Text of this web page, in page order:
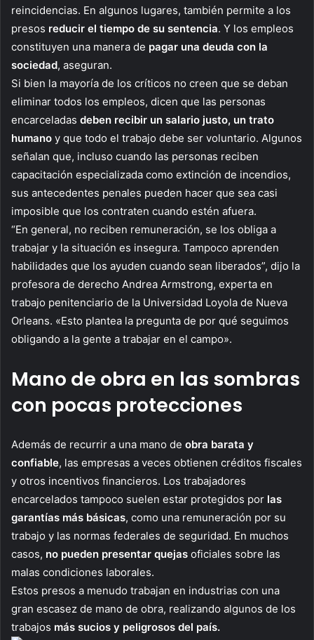
reincidencias. En algunos lugares, también permite a los
presos reducir el tiempo de su sentencia. Y los empleos
constituyen una manera de pagar una deuda con la
sociedad, aseguran.
Si bien la mayoría de los críticos no creen que se deban
eliminar todos los empleos, dicen que las personas
encarceladas deben recibir un salario justo, un trato
humano y que todo el trabajo debe ser voluntario. Algunos
señalan que, incluso cuando las personas reciben
capacitación especializada como extinción de incendios,
sus antecedentes penales pueden hacer que sea casi
imposible que los contraten cuando estén afuera.
“En general, no reciben remuneración, se los obliga a
trabajar y la situación es insegura. Tampoco aprenden
habilidades que los ayuden cuando sean liberados”, dijo la
profesora de derecho Andrea Armstrong, experta en
trabajo penitenciario de la Universidad Loyola de Nueva
Orleans. «Esto plantea la pregunta de por qué seguimos
obligando a la gente a trabajar en el campo».
Mano de obra en las sombras
con pocas protecciones
Además de recurrir a una mano de obra barata y
confiable, las empresas a veces obtienen créditos fiscales
y otros incentivos financieros. Los trabajadores
encarcelados tampoco suelen estar protegidos por las
garantías más básicas, como una remuneración por su
trabajo y las normas federales de seguridad. En muchos
casos, no pueden presentar quejas oficiales sobre las
malas condiciones laborales.
Estos presos a menudo trabajan en industrias con una
gran escasez de mano de obra, realizando algunos de los
trabajos más sucios y peligrosos del país.